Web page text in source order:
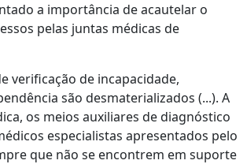
a importância de acautelar o
pelas juntas médicas de
verificação de incapacidade,
são desmaterializados (...). A
os meios auxiliares de diagnóstico
especialistas apresentados pelo
que não se encontrem em suporte